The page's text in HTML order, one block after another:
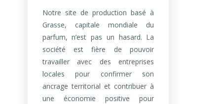
Notre site de production basé à
Grasse, capitale mondiale du
parfum, n’est pas un hasard. La
société est fière de pouvoir
travailler avec des entreprises
locales pour confirmer son
ancrage territorial et contribuer à
une économie positive pour